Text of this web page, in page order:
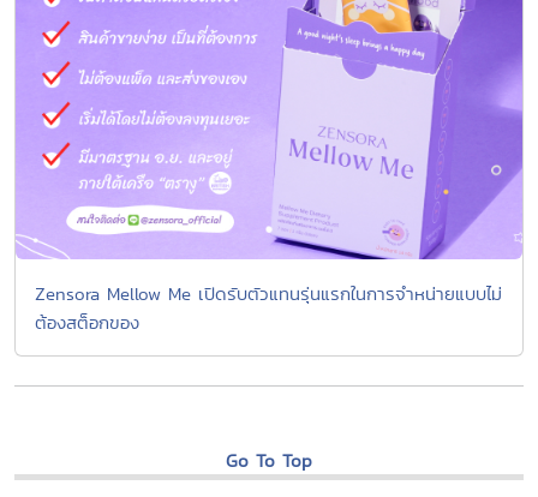
Zensora Mellow Me เปิดรับตัวแทนรุ่นแรกในการจำหน่ายแบบไม่
ต้องสต็อกของ
Go To Top